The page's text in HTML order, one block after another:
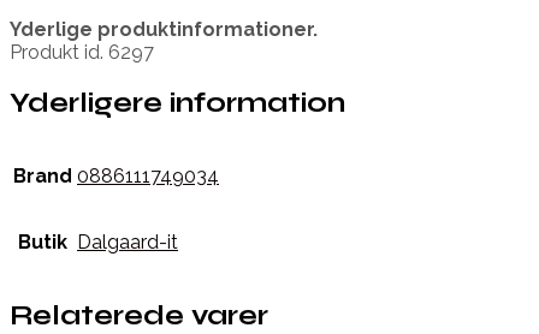
Yderlige produktinformationer.
Produkt id. 6297
Yderligere information
Brand 0886111749034
Butik Dalgaard-it
Relaterede varer